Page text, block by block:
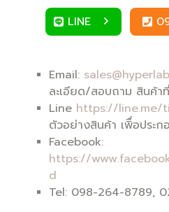
LINE
Email:
ละเอียด/สอบถาม สินค้า
Line https://line.me/
ตัวอย่างสินค้า เพิื่อประก
Facebook:
https://
d
Tel: 098-264-8789,